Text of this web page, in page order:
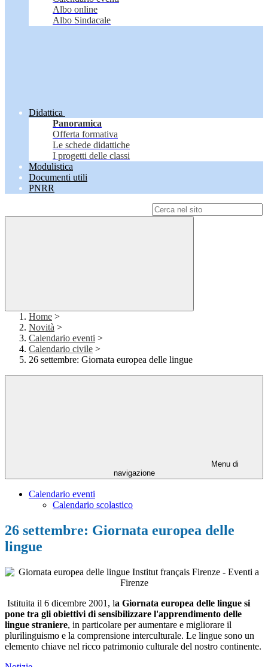
Albo online
Albo Sindacale
Didattica
Panoramica
Offerta formativa
Le schede didattiche
I progetti delle classi
Modulistica
Documenti utili
PNRR
Home >
Novità >
Calendario eventi >
Calendario civile >
26 settembre: Giornata europea delle lingue
Menu di
navigazione
Calendario eventi
Calendario scolastico
26 settembre: Giornata europea delle
lingue
Istituita il 6 dicembre 2001, la Giornata europea delle lingue si
pone tra gli obiettivi di sensibilizzare l'apprendimento delle
lingue straniere, in particolare per aumentare e migliorare il
plurilinguismo e la comprensione interculturale. Le lingue sono un
elemento chiave nel ricco patrimonio culturale del nostro continente.